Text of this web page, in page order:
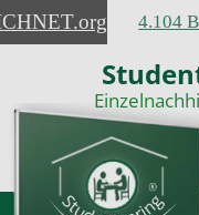
.org 4.104